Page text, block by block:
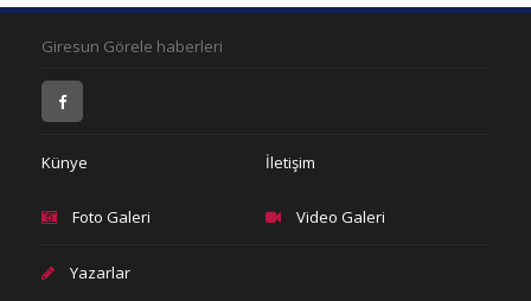
Giresun Görele haberleri
Künye İletişim
Foto Galeri Video Galeri
Yazarlar